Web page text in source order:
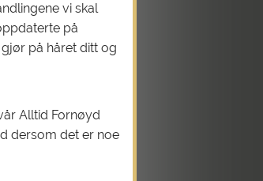
vi skal
på
på håret ditt og
Alltid Fornøyd
dersom det er noe